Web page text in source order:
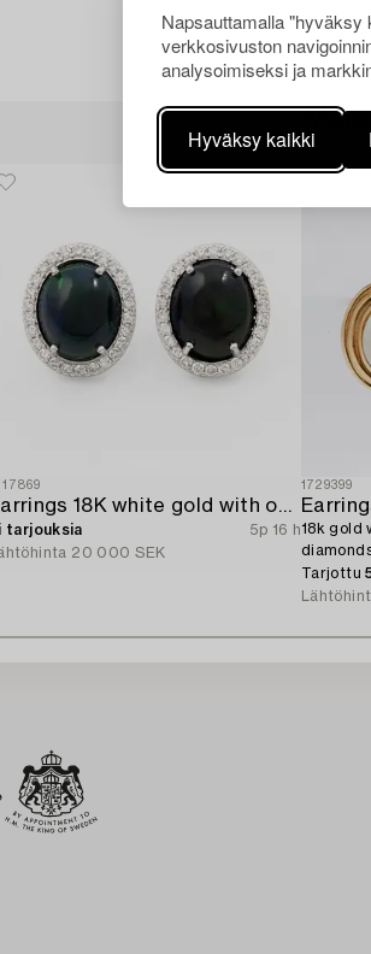
Napsauttamalla "hyväksy
verkkosivuston
analysoimiseksi ja
Hyväksy kaikki
Earrings 18K white gold with opals and octagon-cut diamonds.
tarjouksia
5p 16 h
20 000 SEK
1729399
18k gold
Tarjottu